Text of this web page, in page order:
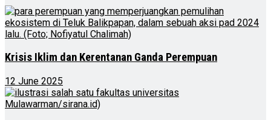
Krisis Iklim dan Kerentanan Ganda Perempuan
12 June 2025